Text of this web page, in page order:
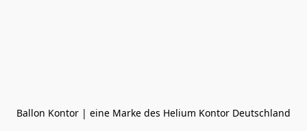
Ballon Kontor | eine Marke des Helium Kontor Deutschland